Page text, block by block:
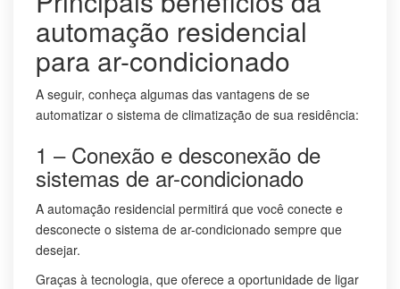
automação residencial
para ar-condicionado
A seguir, conheça algumas das vantagens de se
automatizar o sistema de climatização de sua residência:
1 – Conexão e desconexão de
sistemas de ar-condicionado
A automação residencial permitirá que você conecte e
desconecte o sistema de ar-condicionado sempre que
desejar.
Graças à tecnologia, que oferece a oportunidade de ligar